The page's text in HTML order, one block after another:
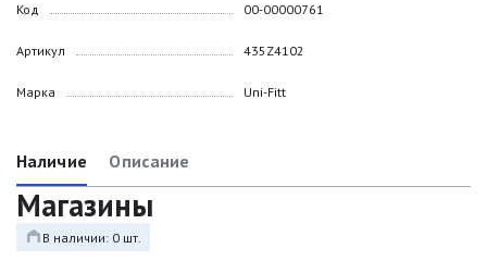
Код
Артикул
Марка
00-00000761
435Z4102
Uni-Fitt
Наличие Описание
Магазины
В наличии: 0 шт.